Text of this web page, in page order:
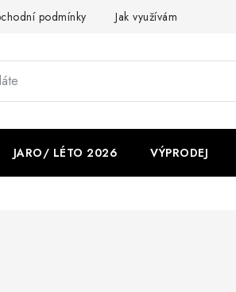
podmínky Jak využíváme cookies
JARO/ LÉTO 2026 VÝPRODEJ